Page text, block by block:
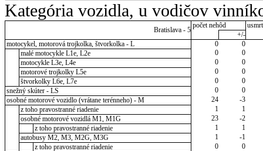
Kategória vozidla, u vodičov
Bratislava - 5
počet nehôd
+/-
motocykel, motorová trojkolka, štvorkolka - L
0
0
malé motocykle L1e, L2e
0
0
motocykle L3e, L4e
0
0
motorové trojkolky L5e
0
0
štvorkolky L6e, L7e
0
0
snežný skúter - LS
0
0
osobné motorové vozidlo (vrátane terénneho) - M
24
-3
z toho pravostranné riadenie
1
1
osobné motorové vozidlá M1, M1G
23
-2
z toho pravostranné riadenie
1
1
autobusy M2, M3, M2G, M3G
1
-1
z toho pravostranné riadenie
0
0